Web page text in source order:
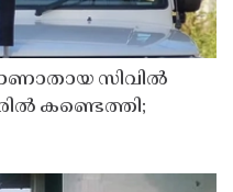
സിവിൽ
കണ്ടെത്തി;